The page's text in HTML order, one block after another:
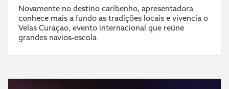
Novamente no destino caribenho, apresentadora
conhece mais a fundo as tradições locais e vivencia o
Velas Curaçao, evento internacional que reúne
grandes navios-escola